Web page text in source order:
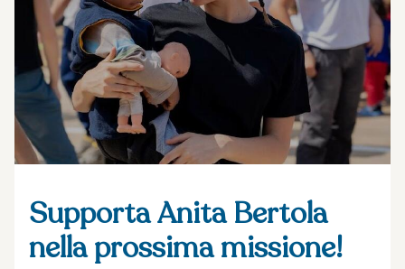
Supporta Anita Bertola
nella prossima missione!